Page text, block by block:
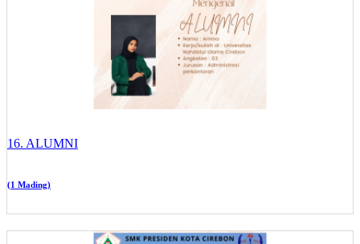
16. ALUMNI
(1 Mading)